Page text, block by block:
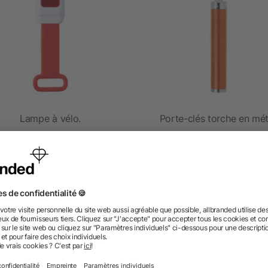
Lampe à vélo.
dès 0,70 €
Porte-clés torche en
questions ? Nous avons les